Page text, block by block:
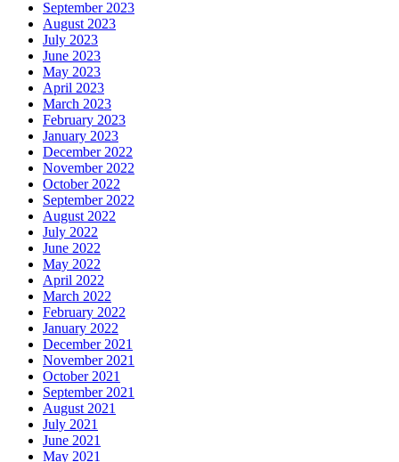
September 2023
August 2023
July 2023
June 2023
May 2023
April 2023
March 2023
February 2023
January 2023
December 2022
November 2022
October 2022
September 2022
August 2022
July 2022
June 2022
May 2022
April 2022
March 2022
February 2022
January 2022
December 2021
November 2021
October 2021
September 2021
August 2021
July 2021
June 2021
May 2021